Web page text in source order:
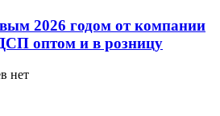
2026 годом от компании
оптом и в розницу
нет